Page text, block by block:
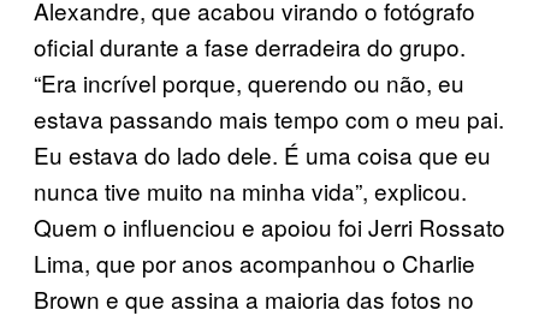
Alexandre, que acabou virando o fotógrafo
oficial durante a fase derradeira do grupo.
“Era incrível porque, querendo ou não, eu
estava passando mais tempo com o meu pai.
Eu estava do lado dele. É uma coisa que eu
nunca tive muito na minha vida”, explicou.
Quem o influenciou e apoiou foi Jerri Rossato
Lima, que por anos acompanhou o Charlie
Brown e que assina a maioria das fotos no